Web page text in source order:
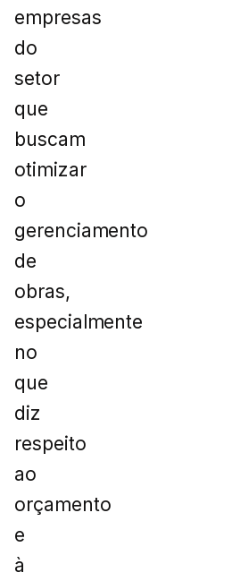
empresas
do
setor
que
buscam
otimizar
o
gerenciamento
de
obras,
especialmente
no
que
diz
respeito
ao
orçamento
e
à